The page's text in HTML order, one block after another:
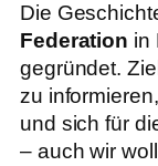
Die
Federation in
gegründet.
zu
und sich für
– auch wir